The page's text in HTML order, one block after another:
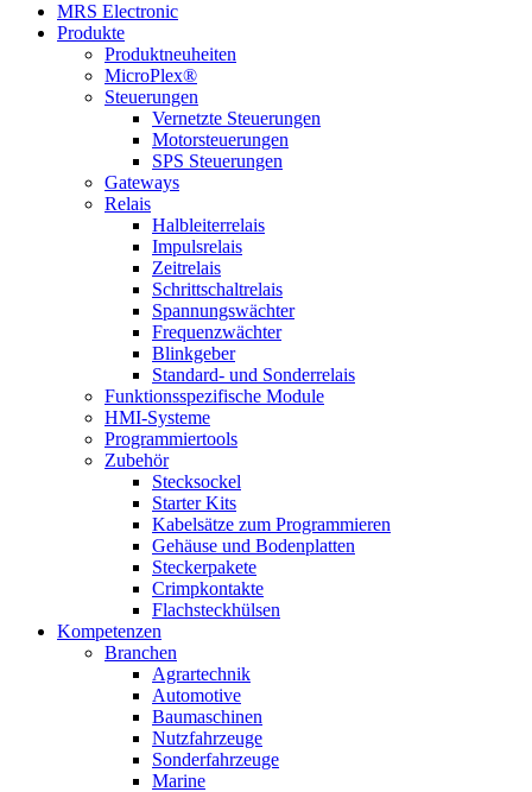
MRS Electronic
Produkte
Produktneuheiten
MicroPlex®
Steuerungen
Vernetzte Steuerungen
Motorsteuerungen
SPS Steuerungen
Gateways
Relais
Halbleiterrelais
Impulsrelais
Zeitrelais
Schrittschaltrelais
Spannungswächter
Frequenzwächter
Blinkgeber
Standard- und Sonderrelais
Funktionsspezifische Module
HMI-Systeme
Programmiertools
Zubehör
Stecksockel
Starter Kits
Kabelsätze zum Programmieren
Gehäuse und Bodenplatten
Steckerpakete
Crimpkontakte
Flachsteckhülsen
Kompetenzen
Branchen
Agrartechnik
Automotive
Baumaschinen
Nutzfahrzeuge
Sonderfahrzeuge
Marine